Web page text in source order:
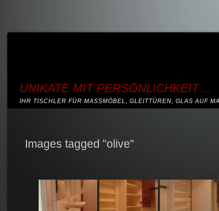
UNIKATE MIT PERSÖNLICHKEIT…
IHR TISCHLER FÜR MASSMÖBEL, GLEITTÜREN, GLAS AUF
Images tagged "olive"